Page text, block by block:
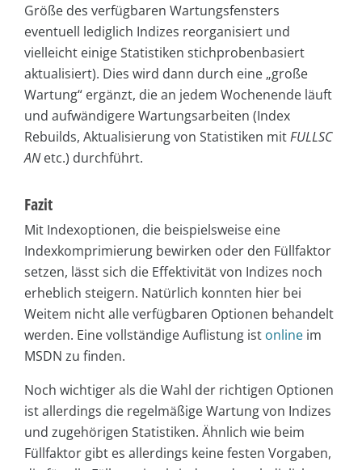
Größe des verfügbaren Wartungsfensters
eventuell lediglich Indizes reorganisiert und
vielleicht einige Statistiken stichprobenbasiert
aktualisiert). Dies wird dann durch eine „große
Wartung“ ergänzt, die an jedem Wochenende läuft
und aufwändigere Wartungsarbeiten (Index
Rebuilds, Aktualisierung von Statistiken mitFULLSC
ANetc.) durchführt.
Fazit
Mit Indexoptionen, die beispielsweise eine
Indexkomprimierung bewirken oder den Füllfaktor
setzen, lässt sich die Effektivität von Indizes noch
erheblich steigern. Natürlich konnten hier bei
Weitem nicht alle verfügbaren Optionen behandelt
werden. Eine vollständige Auflistung ist online im
MSDN zu finden.
Noch wichtiger als die Wahl der richtigen Optionen
ist allerdings die regelmäßige Wartung von Indizes
und zugehörigen Statistiken. Ähnlich wie beim
Füllfaktor gibt es allerdings keine festen Vorgaben,